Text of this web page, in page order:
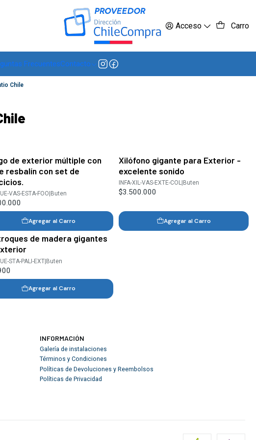
Acceso Carro
FrecuentesContacto
-
Chile
de exterior múltiple con
resbalín con set de
VAS-ESTA-FOO Buten
Agregar al Carro
Xilófono gigante para Exterior -
excelente sonido
INFA-XIL-VAS-EXTE-COL| Buten
$3.500.000
Agregar al Carro
de madera gigantes
STA-PALI-EXT|Buten
Agregar al Carro
INFORMACIÓN
Galería de instalaciones
Términos y Condiciones
Políticas de Devoluciones y Reembolsos
Políticas de Privacidad